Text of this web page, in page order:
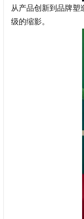
从产品创新到品牌塑
级的缩影。